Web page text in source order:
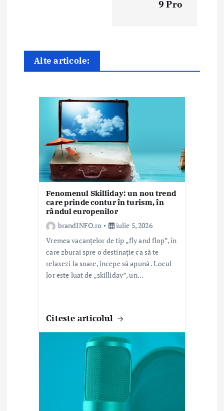
9 Pro
Alte articole:
Fenomenul Skilliday: un nou trend
care prinde contur în turism, în
rândul europenilor
brandINFO.ro
iulie 5, 2026
Vremea vacanțelor de tip „fly and flop”, în
care zburai spre o destinație ca să te
relaxezi la soare, începe să apună . Locul
lor este luat de „skilliday”, un…
Citeste articolul